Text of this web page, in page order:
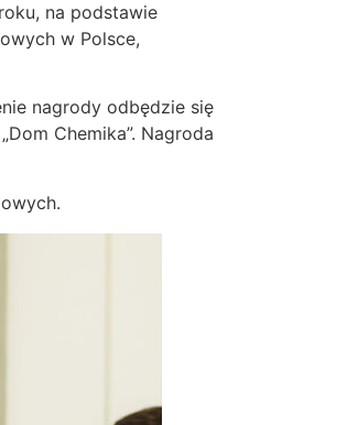
na podstawie
w Polsce,
nagrody odbędzie się
Chemika”. Nagroda